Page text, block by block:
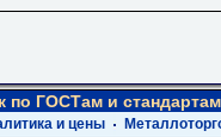
по ГОСТам и стандартам
и цены